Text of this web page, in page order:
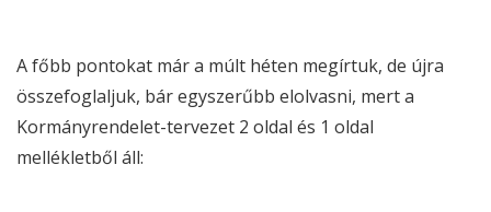
A főbb pontokat már a múlt héten megírtuk, de újra
összefoglaljuk, bár egyszerűbb elolvasni, mert a
Kormányrendelet-tervezet 2 oldal és 1 oldal
mellékletből áll: